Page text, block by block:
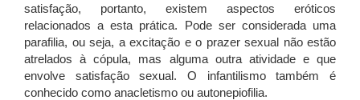
satisfação, portanto, existem aspectos eróticos
relacionados a esta prática. Pode ser considerada uma
parafilia, ou seja, a excitação e o prazer sexual não estão
atrelados à cópula, mas alguma outra atividade e que
envolve satisfação sexual. O infantilismo também é
conhecido como anacletismo ou autonepiofilia.